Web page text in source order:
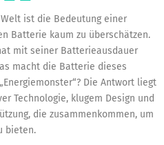
ist die Bedeutung einer
Batterie kaum zu überschätzen.
mit seiner Batterieausdauer
macht die Batterie dieses
Die Antwort liegt
Technologie, klugem Design und
die zusammenkommen, um
bieten.